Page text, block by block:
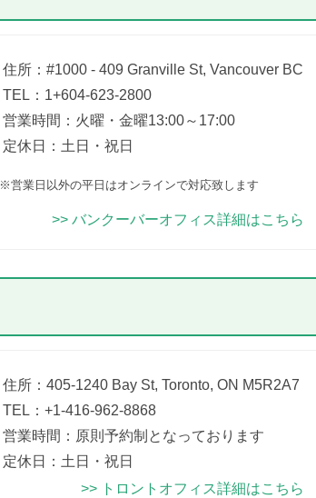
住所：#1000 - 409 Granville St, Vancouver BC
TEL：1+604-623-2800
営業時間：火曜・金曜13:00～17:00
定休日：土日・祝日
※営業日以外の平日はオンラインで対応致します
>> バンクーバーオフィス詳細はこちら
住所：405-1240 Bay St, Toronto, ON M5R2A7
TEL：+1-416-962-8868
営業時間：原則予約制となっております
定休日：土日・祝日
>> トロントオフィス詳細はこちら